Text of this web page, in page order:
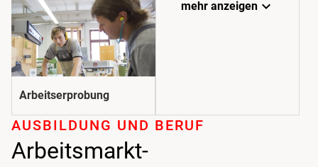
Arbeitserprobung
mehr anzeigenexpand_more
Arbeitsmarkt­
AUSBILDUNG UND BERUF